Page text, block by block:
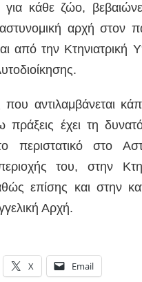
κάθε ζώο,
αρχή στον
από την Κτηνιατρική
που αντιλαμβάνεται
πράξεις έχει τη
περιστατικό στο
του, στην
επίσης και στην
Αρχή.
X Email